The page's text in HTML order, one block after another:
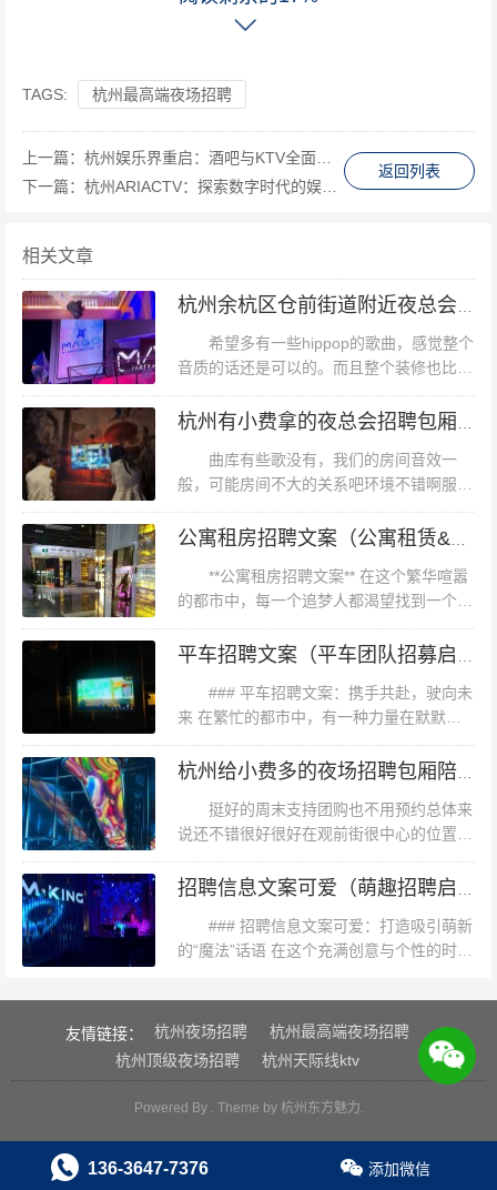
经济核心产业增加值占GDP比重达28.1%。**案例**：某9
薪资涨幅30%，且享受政府人才补贴。 **南京栖霞区**则
聚了LG新能源、熊猫电子等龙头企业，同时在光电显示、
新材料等领域形成产业集群。南京大学、南京邮电大学等
工程专业的张同学毕业后进入栖霞一家新能源企业，依托
校企合作项目快速晋升为技术主管，年薪达25万。 **关键
词融入**：若你从事互联网、电商或AI行业，**杭州找工作
**的机会显然更多；而传统制造业、工程技术类岗位在栖
霞的供需匹配度更高。 ### **二、就业机会：大厂云集VS
细分领域深耕** 杭州的就业市场以“头部企业+初创公司”为
主。除阿里系外，网易、海康威视等企业持续释放岗位，
同时杭州政府推出“人才码”服务，提供租房补贴、创业贷
款等政策。**数据**：2023年杭州人才净流入率连续6年居
全国前列，其中35岁以下青年人才占比超60%。 栖霞的就
业优势体现在“产业集聚+校招资源”。南京经济技术开发区
内，企业与高校共建实训基地，毕业生可通过“订单班”直
接入职。此外，栖霞的岗位竞争压力相对较小，适合追求
稳定发展的求职者。**数据**：栖霞区2023年制造业岗位
需求同比增长15%，技术工种平均薪资达8500元/月。 **加
粗提示**：*选择杭州需接受更高的生活
TAGS: 杭州最高端夜场招聘
返回列表
上一篇： 杭州娱乐界重启：酒吧与KTV全面恢复营业公告
下一篇： 杭州ARIACTV：探索数字时代的娱乐新纪元
相关文章
希望多有一些hippop的歌曲，感觉整个
音质的话还是可以的。而且整个装修也比较
高档，房间也挺大的。周日唱了两个小时价
格的话跟周边可能差不多吧。进门口的时候
曲库有些歌没有，我们的房间音效一
般，可能房间不大的关系吧环境不错啊服务
态度蛮好的我很满意的啊环境很好，工作人
员很热情，有很多东西吃，以后还会来。还
**公寓租房招聘文案** 在这个繁华喧嚣
的都市中，每一个追梦人都渴望找到一个温
馨的港湾，一个能够真正称为“家”的地方。
而您，作为一名专业的公寓管理专家，正是
### 平车招聘文案：携手共赴，驶向未
来 在繁忙的都市中，有一种力量在默默推
动，那就是**平车**。平车，不仅是城市运
输的得力助手，更是连接每一个角落的桥
挺好的周末支持团购也不用预约总体来
说还不错很好很好在观前街很中心的位置上
挺好的，环境也好，服务也不错，都可以去
体验下好，音响效果不错。还会再去玩的。
### 招聘信息文案可爱：打造吸引萌新
的“魔法”话语 在这个充满创意与个性的时
是一块磁铁，能吸引那些怀揣梦想、追求乐
趣的“萌新”们。今天，我...
友情链接： 杭州夜场招聘
杭州最高端夜场招聘
杭州顶级夜场招聘
杭州天际线ktv
Powered By . Theme by 杭州东方魅力.
136-3647-7376 添加微信